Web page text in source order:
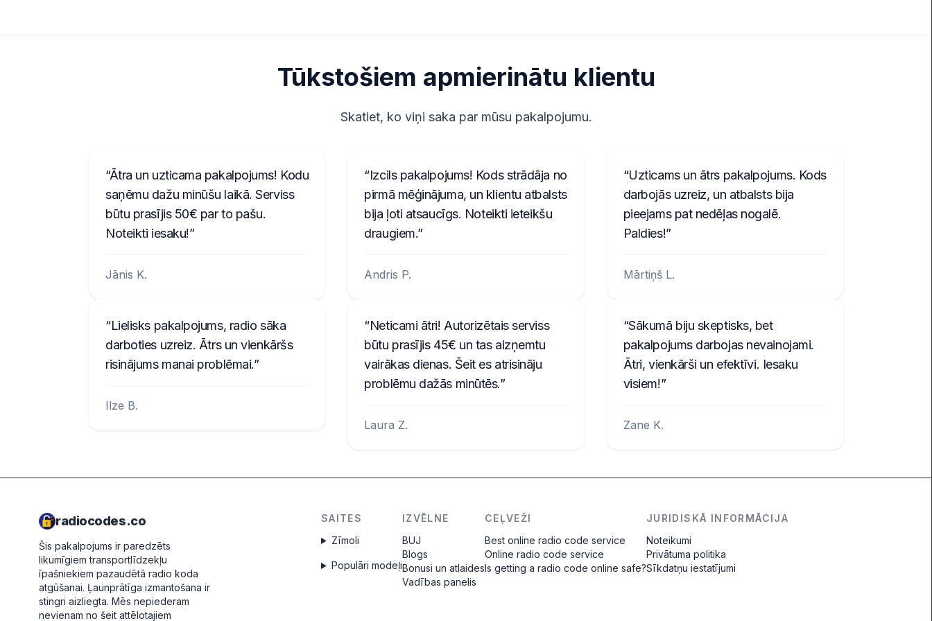
Tūkstošiem apmierinātu klientu
Skatiet, ko viņi saka par mūsu pakalpojumu.
Ātra un uzticama pakalpojums! Kodu
saņēmu dažu minūšu laikā. Serviss
būtu prasījis 50€ par to pašu.
Noteikti iesaku!
Jānis K.
Lielisks pakalpojums, radio sāka
darboties uzreiz. Ātrs un vienkāršs
risinājums manai problēmai.
Ilze B.
Izcils pakalpojums! Kods strādāja no
pirmā mēģinājuma, un klientu atbalsts
bija ļoti atsaucīgs. Noteikti ieteikšu
draugiem.
Andris P.
Neticami ātri! Autorizētais serviss
būtu prasījis 45€ un tas aizņemtu
vairākas dienas. Šeit es atrisināju
problēmu dažās minūtēs.
Laura Z.
Uzticams un ātrs pakalpojums. Kods
darbojās uzreiz, un atbalsts bija
pieejams pat nedēļas nogalē.
Paldies!
Mārtiņš L.
Sākumā biju skeptisks, bet
pakalpojums darbojas nevainojami.
Ātri, vienkārši un efektīvi. Iesaku
visiem!
Zane K.
radiocodes.co
Šis pakalpojums ir paredzēts
likumīgiem transportlīdzekļu
īpašniekiem pazaudētā radio koda
atgūšanai. Ļaunprātīga izmantošana ir
stingri aizliegta. Mēs nepiederam
nevienam no šeit attēlotajiem
SAITES
Zīmoli
Populāri modeļi
IZVĒLNE
BUJ
Blogs
Bonusi un atlaides
Vadības panelis
CEĻVEŽI
Best online radio code service
Online radio code service
Is getting a radio code online safe?
JURIDISKĀ INFORMĀCIJA
Noteikumi
Privātuma politika
Sīkdatņu iestatījumi